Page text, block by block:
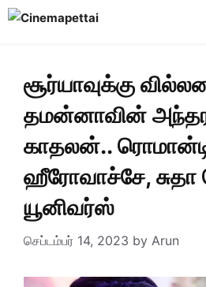
Skip
சூர்யாவுக்கு
தமன்னாவின்
காதலன்..
ஹீரோவாச்சே,
யூனிவர்ஸ்
செப்டம்பர் 14, 2023 by Arun